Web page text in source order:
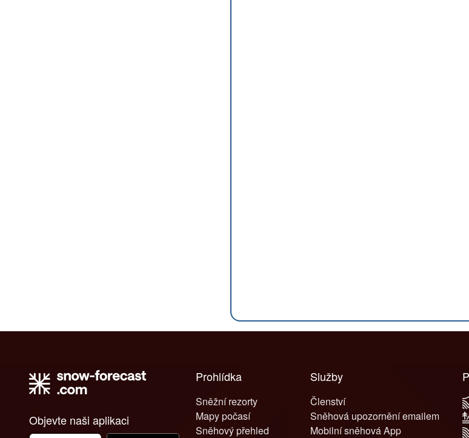
Objevte naši aplikaci
Prohlídka
Sněžní rezorty
Mapy počasí
Sněhový přehled
Služby
Členství
Sněhová upozornění emailem
Mobilní sněhová App